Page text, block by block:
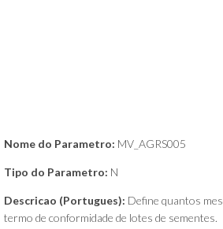
Nome do Parametro: MV_AGRS005
Tipo do Parametro: N
Descricao (Portugues): Define quantos
termo de conformidade de lotes de sementes.